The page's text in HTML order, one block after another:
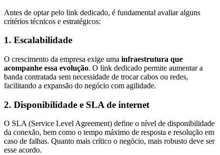
Antes de optar pelo link dedicado, é fundamental avaliar alguns
critérios técnicos e estratégicos:
1. Escalabilidade
O crescimento da empresa exige uma infraestrutura que
acompanhe essa evolução. O link dedicado permite aumentar a
banda contratada sem necessidade de trocar cabos ou redes,
facilitando a expansão do negócio com agilidade.
2. Disponibilidade e SLA de internet
O SLA (Service Level Agreement) define o nível de disponibilidade
da conexão, bem como o tempo máximo de resposta e resolução em
caso de falhas. Quanto mais crítico o negócio, mais robusto deve ser
esse acordo.